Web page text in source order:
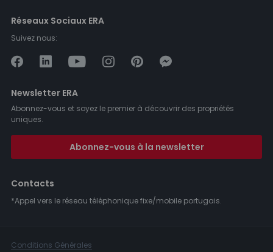
Réseaux Sociaux ERA
Suivez nous:
Newsletter ERA
Abonnez-vous et soyez le premier à découvrir des propriétés
uniques.
Abonnez-vous à la newsletter
Contacts
*Appel vers le réseau téléphonique fixe/mobile portugais.
Conditions Générales